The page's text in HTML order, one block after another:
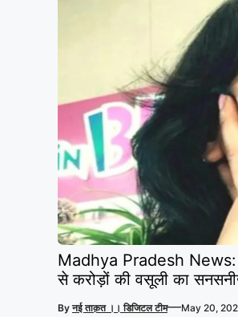
Madhya Pradesh News:
से करोड़ों की वसूली का
Byनई ताक़त ।। डिजिटल टीम—May 20,